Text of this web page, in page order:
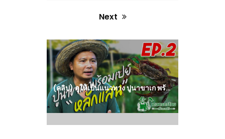
Next
Next
post:
(คลิป) ดูให้เป็นแนวทาง ปูนาขาเก พร้อมเปย์ เดือนนึงหลักแสน เกษตรเลี้ยงปู : วีดีโอ เกษตร